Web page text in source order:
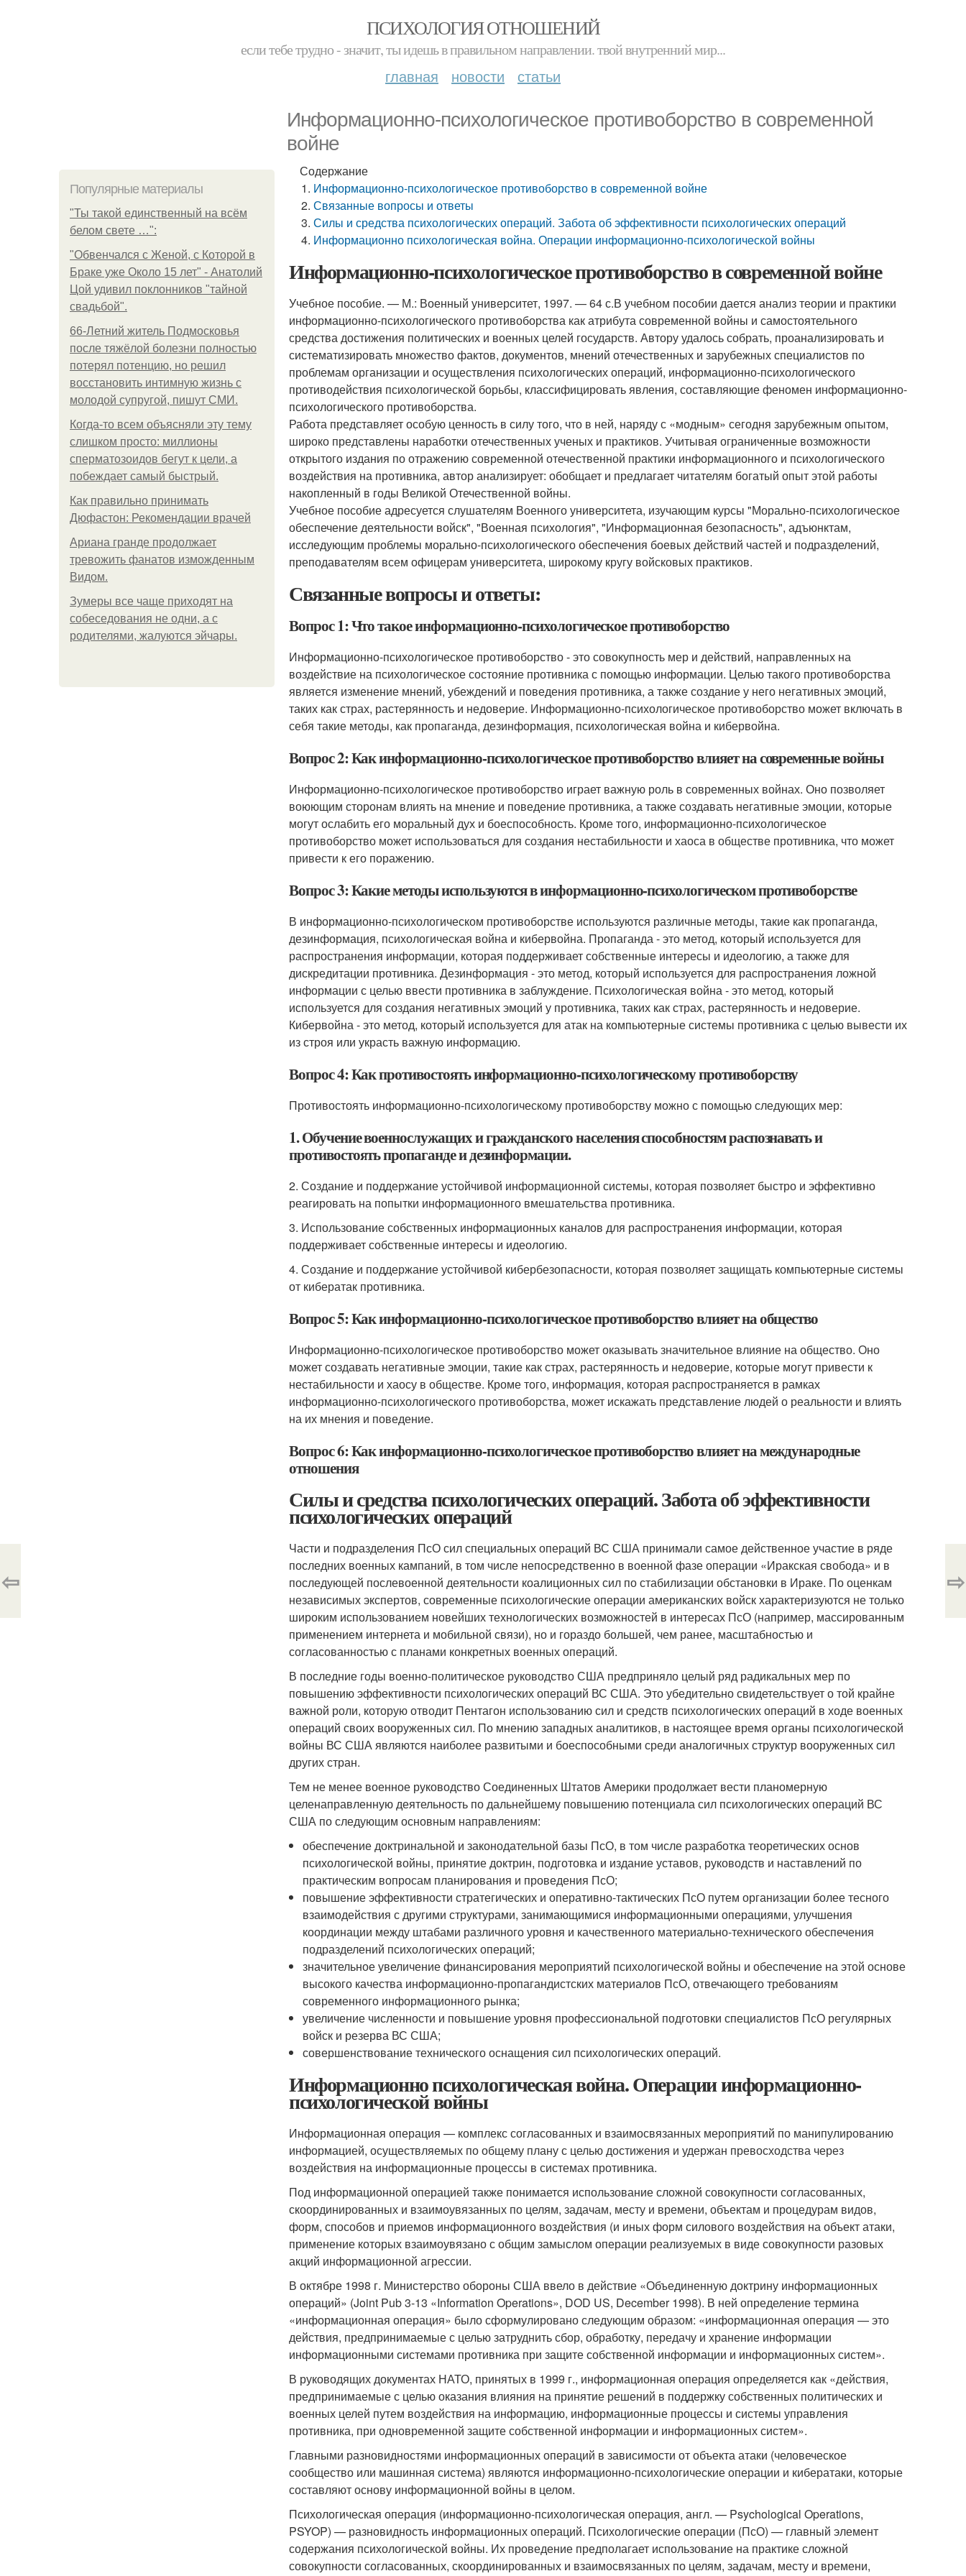
ПСИХОЛОГИЯ ОТНОШЕНИЙ
если тебе трудно - значит, ты идешь в правильном направлении. твой внутренний мир...
главная новости статьи
Информационно-психологическое противоборство в современной
войне
Популярные материалы
"Ты такой единственный на всём
белом свете …":
"Обвенчался с Женой, с Которой в
Браке уже Около 15 лет" - Анатолий
Цой удивил поклонников "тайной
свадьбой".
66-Летний житель Подмосковья
после тяжёлой болезни полностью
потерял потенцию, но решил
восстановить интимную жизнь с
молодой супругой, пишут СМИ.
Когда-то всем объясняли эту тему
слишком просто: миллионы
сперматозоидов бегут к цели, а
побеждает самый быстрый.
Как правильно принимать
Дюфастон: Рекомендации врачей
Ариана гранде продолжает
тревожить фанатов изможденным
Видом.
Зумеры все чаще приходят на
собеседования не одни, а с
родителями, жалуются эйчары.
Содержание
Информационно-психологическое противоборство в современной войне
Связанные вопросы и ответы
Силы и средства психологических операций. Забота об эффективности психологических операций
Информационно психологическая война. Операции информационно-психологической войны
Информационно-психологическое противоборство в современной войне
Учебное пособие. — М.: Военный университет, 1997. — 64 с.В учебном пособии дается анализ теории и практики
информационно-психологического противоборства как атрибута современной войны и самостоятельного
средства достижения политических и военных целей государств. Автору удалось собрать, проанализировать и
систематизировать множество фактов, документов, мнений отечественных и зарубежных специалистов по
проблемам организации и осуществления психологических операций, информационно-психологического
противодействия психологической борьбы, классифицировать явления, составляющие феномен информационно-
психологического противоборства.
Работа представляет особую ценность в силу того, что в ней, наряду с «модным» сегодня зарубежным опытом,
широко представлены наработки отечественных ученых и практиков. Учитывая ограниченные возможности
открытого издания по отражению современной отечественной практики информационного и психологического
воздействия на противника, автор анализирует: обобщает и предлагает читателям богатый опыт этой работы
накопленный в годы Великой Отечественной войны.
Учебное пособие адресуется слушателям Военного университета, изучающим курсы "Морально-психологическое
обеспечение деятельности войск", "Военная психология", "Информационная безопасность", адъюнктам,
исследующим проблемы морально-психологического обеспечения боевых действий частей и подразделений,
преподавателям всем офицерам университета, широкому кругу войсковых практиков.
Связанные вопросы и ответы:
Вопрос 1: Что такое информационно-психологическое противоборство
Информационно-психологическое противоборство - это совокупность мер и действий, направленных на
воздействие на психологическое состояние противника с помощью информации. Целью такого противоборства
является изменение мнений, убеждений и поведения противника, а также создание у него негативных эмоций,
таких как страх, растерянность и недоверие. Информационно-психологическое противоборство может включать в
себя такие методы, как пропаганда, дезинформация, психологическая война и кибервойна.
Вопрос 2: Как информационно-психологическое противоборство влияет на современные войны
Информационно-психологическое противоборство играет важную роль в современных войнах. Оно позволяет
воюющим сторонам влиять на мнение и поведение противника, а также создавать негативные эмоции, которые
могут ослабить его моральный дух и боеспособность. Кроме того, информационно-психологическое
противоборство может использоваться для создания нестабильности и хаоса в обществе противника, что может
привести к его поражению.
Вопрос 3: Какие методы используются в информационно-психологическом противоборстве
В информационно-психологическом противоборстве используются различные методы, такие как пропаганда,
дезинформация, психологическая война и кибервойна. Пропаганда - это метод, который используется для
распространения информации, которая поддерживает собственные интересы и идеологию, а также для
дискредитации противника. Дезинформация - это метод, который используется для распространения ложной
информации с целью ввести противника в заблуждение. Психологическая война - это метод, который
используется для создания негативных эмоций у противника, таких как страх, растерянность и недоверие.
Кибервойна - это метод, который используется для атак на компьютерные системы противника с целью вывести их
из строя или украсть важную информацию.
Вопрос 4: Как противостоять информационно-психологическому противоборству
Противостоять информационно-психологическому противоборству можно с помощью следующих мер:
1. Обучение военнослужащих и гражданского населения способностям распознавать и
противостоять пропаганде и дезинформации.
2. Создание и поддержание устойчивой информационной системы, которая позволяет быстро и эффективно
реагировать на попытки информационного вмешательства противника.
3. Использование собственных информационных каналов для распространения информации, которая
поддерживает собственные интересы и идеологию.
4. Создание и поддержание устойчивой кибербезопасности, которая позволяет защищать компьютерные системы
от кибератак противника.
Вопрос 5: Как информационно-психологическое противоборство влияет на общество
Информационно-психологическое противоборство может оказывать значительное влияние на общество. Оно
может создавать негативные эмоции, такие как страх, растерянность и недоверие, которые могут привести к
нестабильности и хаосу в обществе. Кроме того, информация, которая распространяется в рамках
информационно-психологического противоборства, может искажать представление людей о реальности и влиять
на их мнения и поведение.
Вопрос 6: Как информационно-психологическое противоборство влияет на международные
отношения
Силы и средства психологических операций. Забота об эффективности
психологических операций
Части и подразделения ПсО сил специальных операций ВС США принимали самое действенное участие в ряде
последних военных кампаний, в том числе непосредственно в военной фазе операции «Иракская свобода» и в
последующей послевоенной деятельности коалиционных сил по стабилизации обстановки в Ираке. По оценкам
независимых экспертов, современные психологические операции американских войск характеризуются не только
широким использованием новейших технологических возможностей в интересах ПсО (например, массированным
применением интернета и мобильной связи), но и гораздо большей, чем ранее, масштабностью и
согласованностью с планами конкретных военных операций.
В последние годы военно-политическое руководство США предприняло целый ряд радикальных мер по
повышению эффективности психологических операций ВС США. Это убедительно свидетельствует о той крайне
важной роли, которую отводит Пентагон использованию сил и средств психологических операций в ходе военных
операций своих вооруженных сил. По мнению западных аналитиков, в настоящее время органы психологической
войны ВС США являются наиболее развитыми и боеспособными среди аналогичных структур вооруженных сил
других стран.
Тем не менее военное руководство Соединенных Штатов Америки продолжает вести планомерную
целенаправленную деятельность по дальнейшему повышению потенциала сил психологических операций ВС
США по следующим основным направлениям:
обеспечение доктринальной и законодательной базы ПсО, в том числе разработка теоретических основ
психологической войны, принятие доктрин, подготовка и издание уставов, руководств и наставлений по
практическим вопросам планирования и проведения ПсО;
повышение эффективности стратегических и оперативно-тактических ПсО путем организации более тесного
взаимодействия с другими структурами, занимающимися информационными операциями, улучшения
координации между штабами различного уровня и качественного материально-технического обеспечения
подразделений психологических операций;
значительное увеличение финансирования мероприятий психологической войны и обеспечение на этой основе
высокого качества информационно-пропагандистских материалов ПсО, отвечающего требованиям
современного информационного рынка;
увеличение численности и повышение уровня профессиональной подготовки специалистов ПсО регулярных
войск и резерва ВС США;
совершенствование технического оснащения сил психологических операций.
Информационно психологическая война. Операции информационно-
психологической войны
Информационная операция — комплекс согласованных и взаимосвязанных мероприятий по манипулированию
информацией, осуществляемых по общему плану с целью достижения и удержан превосходства через
воздействия на информационные процессы в системах противника.
Под информационной операцией также понимается использование сложной совокупности согласованных,
скоординированных и взаимоувязанных по целям, задачам, месту и времени, объектам и процедурам видов,
форм, способов и приемов информационного воздействия (и иных форм силового воздействия на объект атаки,
применение которых взаимоувязано с общим замыслом операции реализуемых в виде совокупности разовых
акций информационной агрессии.
В октябре 1998 г. Министерство обороны США ввело в действие «Объединенную доктрину информационных
операций» (Joint Pub 3-13 «Information Operations», DOD US, December 1998). В ней определение термина
«информационная операция» было сформулировано следующим образом: «информационная операция — это
действия, предпринимаемые с целью затруднить сбор, обработку, передачу и хранение информации
информационными системами противника при защите собственной информации и информационных систем».
В руководящих документах НАТО, принятых в 1999 г., информационная операция определяется как «действия,
предпринимаемые с целью оказания влияния на принятие решений в поддержку собственных политических и
военных целей путем воздействия на информацию, информационные процессы и системы управления
противника, при одновременной защите собственной информации и информационных систем».
Главными разновидностями информационных операций в зависимости от объекта атаки (человеческое
сообщество или машинная система) являются информационно-психологические операции и кибератаки, которые
составляют основу информационной войны в целом.
Психологическая операция (информационно-психологическая операция, англ. — Psychological Operations,
PSYOP) — разновидность информационных операций. Психологические операции (ПсО) — главный элемент
содержания психологической войны. Их проведение предполагает использование на практике сложной
совокупности согласованных, скоординированных и взаимосвязанных по целям, задачам, месту и времени,
⇦ ⇨